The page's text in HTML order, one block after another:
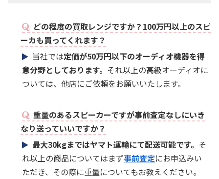
どの程度の買取レンジですか？100万円以上のスピ
ーカも買ってくれます？
当社では定価が50万円以下のオーディオ機器を得
意分野としております。 それ以上の高級オーディオに
ついては、他店にご依頼をお願いいたします。
重量のあるスピーカーですが事前査定なしにいき
なり送っていいですか？
最大30kgまではヤマト運輸にて配送可能です。 そ
れ以上の商品についてはまず事前査定にお申込みい
ただき、その際に重量についてもお教えください。